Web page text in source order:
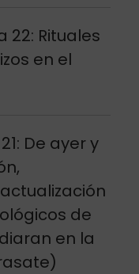
22: Rituales
en el
De ayer y
de
en la